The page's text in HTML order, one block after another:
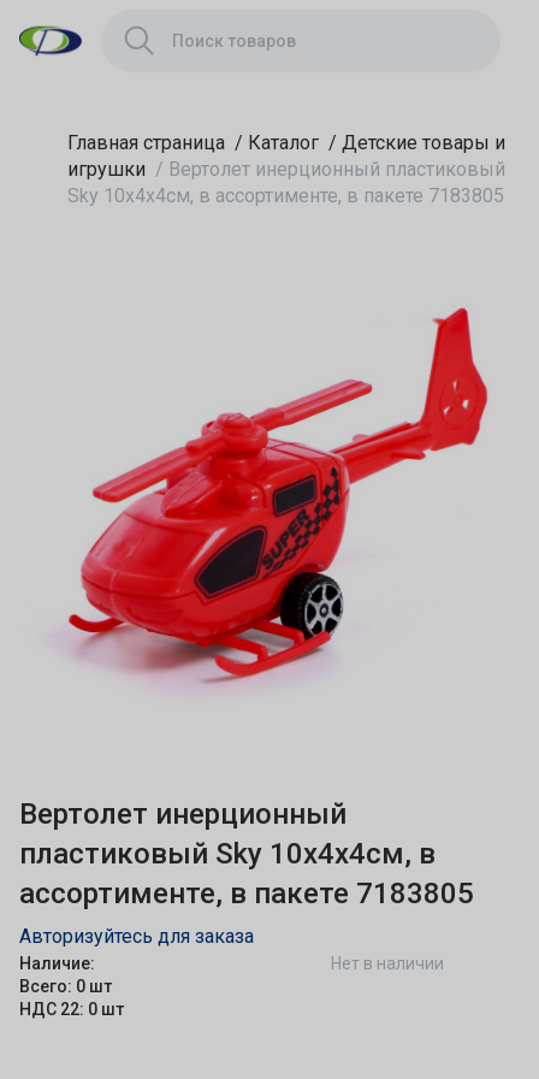
Главная страница / Каталог / Детские товары и
игрушки / Вертолет инерционный пластиковый
Sky 10х4х4см, в ассортименте, в пакете 7183805
Вертолет инерционный
пластиковый Sky 10х4х4см, в
ассортименте, в пакете 7183805
Авторизуйтесь для заказа
Наличие:
Всего: 0 шт
НДС 22: 0 шт
Нет в наличии
пакете 7183805